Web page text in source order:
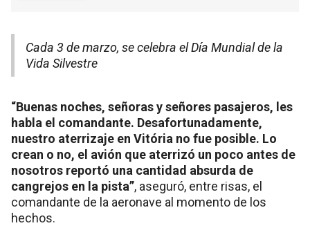
Cada 3 de marzo, se celebra el Día Mundial de la
Vida Silvestre
“Buenas noches, señoras y señores pasajeros, les
habla el comandante. Desafortunadamente,
nuestro aterrizaje en Vitória no fue posible. Lo
crean o no, el avión que aterrizó un poco antes de
nosotros reportó una cantidad absurda de
cangrejos en la pista”, aseguró, entre risas, el
comandante de la aeronave al momento de los
hechos.